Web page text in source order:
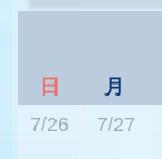
日 月
7/26
7/27